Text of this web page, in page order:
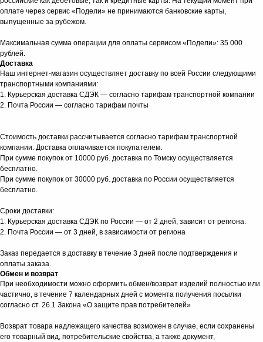
оплате через сервис «Подели» не принимаются банковские карты,
выпущенные за рубежом.
Максимальная сумма операции для оплаты сервисом «Подели»: 35 000
рублей.
Доставка
Наш интернет-магазин осуществляет доставку по всей России следующими
транспортными компаниями:
1. Курьерская доставка СДЭК — согласно тарифам транспортной компании
2. Почта России — согласно тарифам почты
Стоимость доставки рассчитывается согласно тарифам транспортной
компании. Доставка оплачивается покупателем.
При сумме покупок от 10000 руб. доставка по Томску осуществляется
бесплатно.
При сумме покупок от 30000 руб. доставка по России осуществляется
бесплатно.
Сроки доставки:
1. Курьерская доставка СДЭК по России — от 2 дней, зависит от региона.
2. Почта России — от 3 дней, в зависимости от региона
Заказ передается в доставку в течение 3 дней после подтверждения и
оплаты заказа.
Обмен и возврат
При необходимости можно оформить обмен/возврат изделий полностью или
частично, в течение 7 календарных дней с момента получения посылки
согласно ст. 26.1 Закона «О защите прав потребителей»
Возврат товара надлежащего качества возможен в случае, если сохранены
его товарный вид, потребительские свойства, а также документ,
КАТАЛОГ